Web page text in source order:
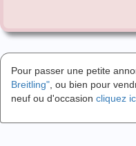
Pour passer une petite
Breitling" , ou bien pour
neuf ou d'occasion cliquez